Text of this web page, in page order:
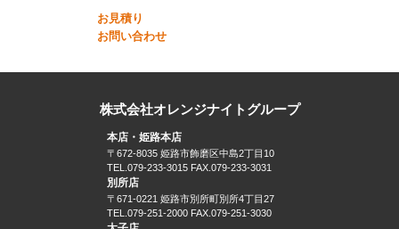
お見積り
お問い合わせ
株式会社オレンジナイトグループ
本店・姫路本店
〒672-8035 姫路市飾磨区中島2丁目10
TEL.079-233-3015 FAX.079-233-3031
別所店
〒671-0221 姫路市別所町別所4丁目27
TEL.079-251-2000 FAX.079-251-3030